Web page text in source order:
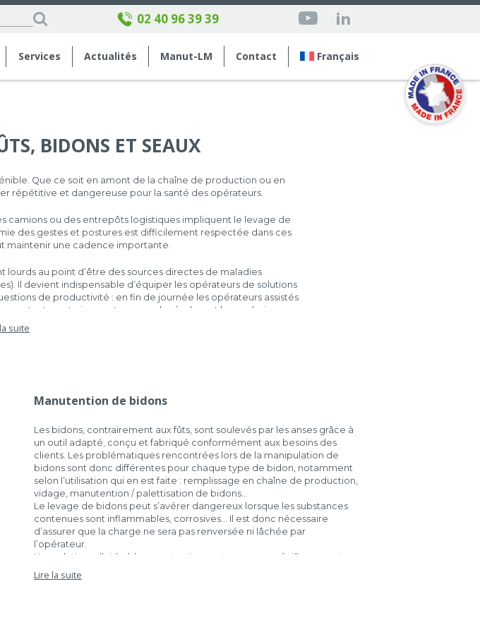
02 40 96 39 39
Services Actualités Manut-LM Contact Français
BIDONS ET SEAUX
Que ce soit en amont de la chaîne de production ou en
répétitive et dangereuse pour la santé des opérateurs.
camions ou des entrepôts logistiques impliquent le levage de
des gestes et postures est difficilement respectée dans ces
maintenir une cadence importante.
lourds au point d’être des sources directes de maladies
Il devient indispensable d’équiper les opérateurs de solutions
de productivité : en fin de journée les opérateurs assistés
contrairement aux employés devant lever plusieurs
charges par heure.
dans les vidéos suivantes !
suite
Manutention de bidons
Les bidons, contrairement aux fûts, sont soulevés par les anses grâce à
un outil adapté, conçu et fabriqué conformément aux besoins des
clients. Les problématiques rencontrées lors de la manipulation de
bidons sont donc différentes pour chaque type de bidon, notamment
selon l’utilisation qui en est faite : remplissage en chaîne de production,
vidage, manutention / palettisation de bidons…
Le levage de bidons peut s’avérer dangereux lorsque les substances
contenues sont inflammables, corrosives… Il est donc nécessaire
d’assurer que la charge ne sera pas renversée ni lâchée par
l’opérateur.
Nos solutions d’aide à la manutention sont conçues spécifiquement
pour répondre à chaque besoin : consultez nos exemples pour
connaître les solutions qui s’offrent à vous !
Lire la suite